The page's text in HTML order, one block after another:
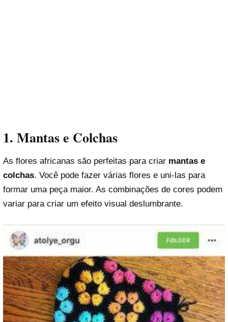
1. Mantas e Colchas
As flores africanas são perfeitas para criar mantas e
colchas. Você pode fazer várias flores e uni-las para
formar uma peça maior. As combinações de cores podem
variar para criar um efeito visual deslumbrante.